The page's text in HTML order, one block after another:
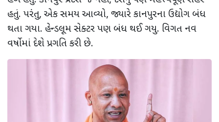
હતું. પરંતુ, એક સમય આવ્યો, જ્યારે કાનપુરના ઉદ્યોગ બંધ
થતા ગયા. હેન્ડલૂમ સેક્ટર પણ બંધ થઈ ગયુ. વિગત નવ
વર્ષોમાં દેશે પ્રગતિ કરી છે.